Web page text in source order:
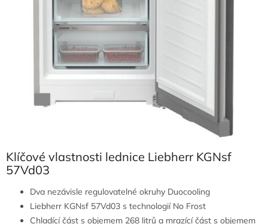
Klíčové vlastnosti lednice Liebherr KGNsf
57Vd03
Dva nezávisle regulovatelné okruhy Duocooling
Liebherr KGNsf 57Vd03 s technologií No Frost
Chladící část s objemem 268 litrů a mrazící část s objemem